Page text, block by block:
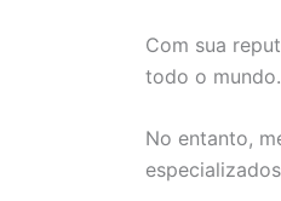
Com sua
todo o mundo.
No entanto,